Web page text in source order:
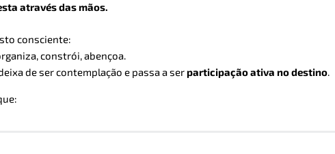
através das mãos.
consciente:
constrói, abençoa.
de ser contemplação e passa a serparticipação ativa no destino